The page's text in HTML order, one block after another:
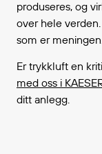
produseres, og
over hele
som er meningen.
Er trykkluft en
med oss i
ditt anlegg.